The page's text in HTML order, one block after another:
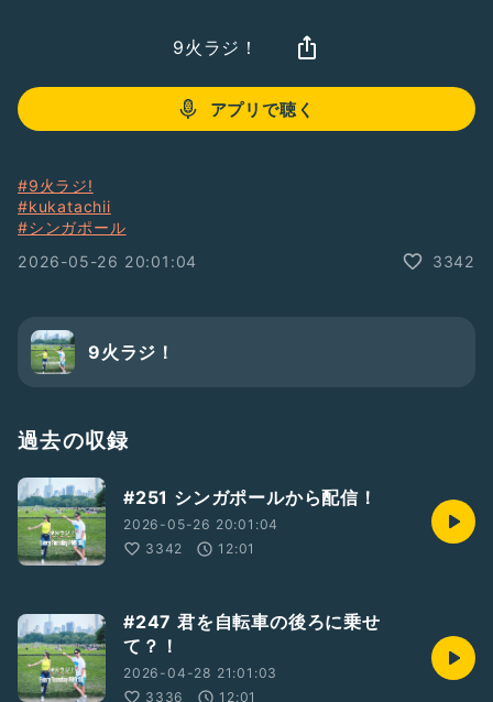
9火ラジ！
アプリで聴く
#9火ラジ!
#kukatachii
#シンガポール
2026-05-26 20:01:04
3342
9火ラジ！
過去の収録
#251 シンガポールから配信！
2026-05-26 20:01:04
3342
12:01
#247 君を自転車の後ろに乗せ
て？！
2026-04-28 21:01:03
3336
12:01